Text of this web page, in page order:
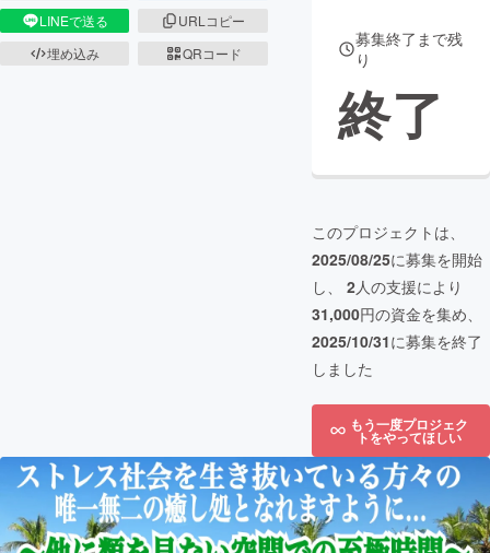
LINEで送る
URLコピー
埋め込み
QRコード
募集終了まで残
り
終了
このプロジェクトは、
2025/08/25に募集を開始
し、 2人の支援により
31,000円の資金を集め、
2025/10/31に募集を終了
しました
もう一度プロジェク
トをやってほしい